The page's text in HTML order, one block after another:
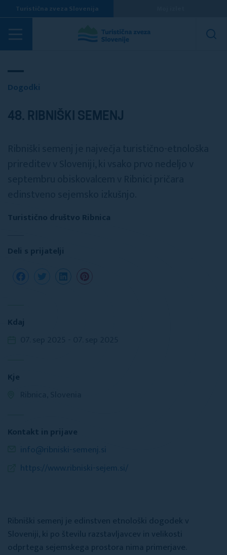
Turistična zveza Slovenija
Dogodki
Dogodki
48. RIBNIŠKI SEMENJ
Turistično društvo Ribnica
Deli s prijatelji
Kdaj
Kje
Kontakt in prijave
info@ribniski-semenj.si
https://www.ribniski-sejem.si/
Ribniški semenj je edinstven etnološki dogodek v
Sloveniji, ki po številu razstavljavcev in velikosti
odprtega sejemskega prostora nima primerjave.